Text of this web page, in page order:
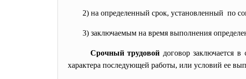
2) на определенный срок, установленный по
3) заключаемым на время выполнения
Срочный трудовой договор заключается
характера последующей работы, или условий ее